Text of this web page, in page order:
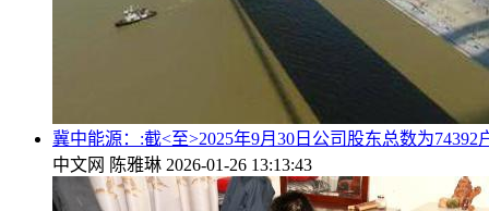
冀中能源：:截<至>2025年9月30日公司股东总数为74392
中文网 陈雅琳 2026-01-26 13:13:43